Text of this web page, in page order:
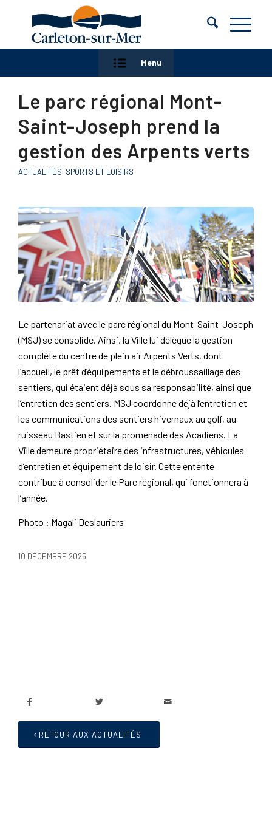
Menu
Le parc régional Mont-
Saint-Joseph prend la
gestion des Arpents verts
ACTUALITÉS, SPORTS ET LOISIRS
Le partenariat avec le parc régional du Mont-Saint-Joseph
(MSJ) se consolide. Ainsi, la Ville lui délègue la gestion
complète du centre de plein air Arpents Verts, dont
l’accueil, le prêt d’équipements et le débroussaillage des
sentiers, qui étaient déjà sous sa responsabilité, ainsi que
l’entretien des sentiers. MSJ coordonne déjà l’entretien et
les communications des sentiers hivernaux au golf, au
ruisseau Bastien et sur la promenade des Acadiens. La
Ville demeure propriétaire des infrastructures, véhicules
d’entretien et équipement de loisir. Cette entente
contribue à consolider le Parc régional, qui fonctionnera à
l’année.
Photo : Magali Deslauriers
10 DÉCEMBRE 2025
RETOUR AUX ACTUALITÉS